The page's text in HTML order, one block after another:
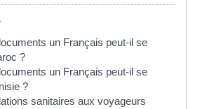
un Français peut-il se
?
un Français peut-il se
?
sanitaires aux voyageurs